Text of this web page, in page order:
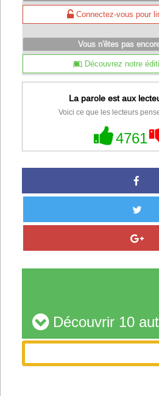
Connectez-vous pour
Vous n'êtes pas
Découvrez notre
La parole est aux
Voici ce que les lecteurs
4761
Découvrir 10